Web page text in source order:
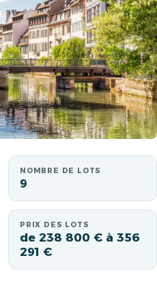
NOMBRE DE LOTS
9
PRIX DES LOTS
de 238 800 € à 356
291 €